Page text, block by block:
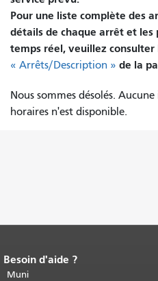
Pour une liste complète des
détails de chaque arrêt et les
temps réel, veuillez consulter
« Arrêts/Description » de la
Nous sommes désolés.
horaires n'est disponible.
Fin du contenu de la page.
cette page se répète sur chaque page.
Besoin d'aide ?
Muni